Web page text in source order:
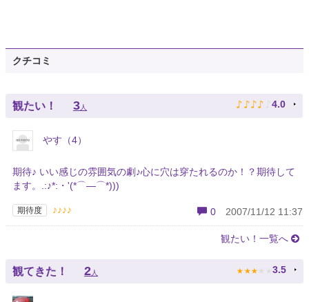
クチコミ
観たい！ 3人 ♪ ♪ ♪ ♪ ♪ 4.0
やす（4）
期待♪ いい感じの雰囲気の劇♪心に穴は穿たれるのか！？期待して
ます。.:♪*:・'(*⌒―⌒*)))
期待度 ♪♪♪♪ 0 2007/11/12 11:37
観たい！一覧へ
観てきた！ 2 人 ★ ★ ★ ★ ★ 3.5